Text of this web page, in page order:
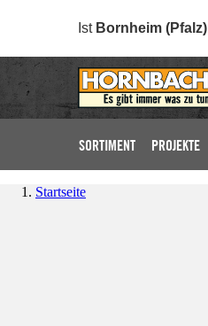
Ist Bornheim (Pfalz)
SORTIMENT PROJEKTE
Startseite